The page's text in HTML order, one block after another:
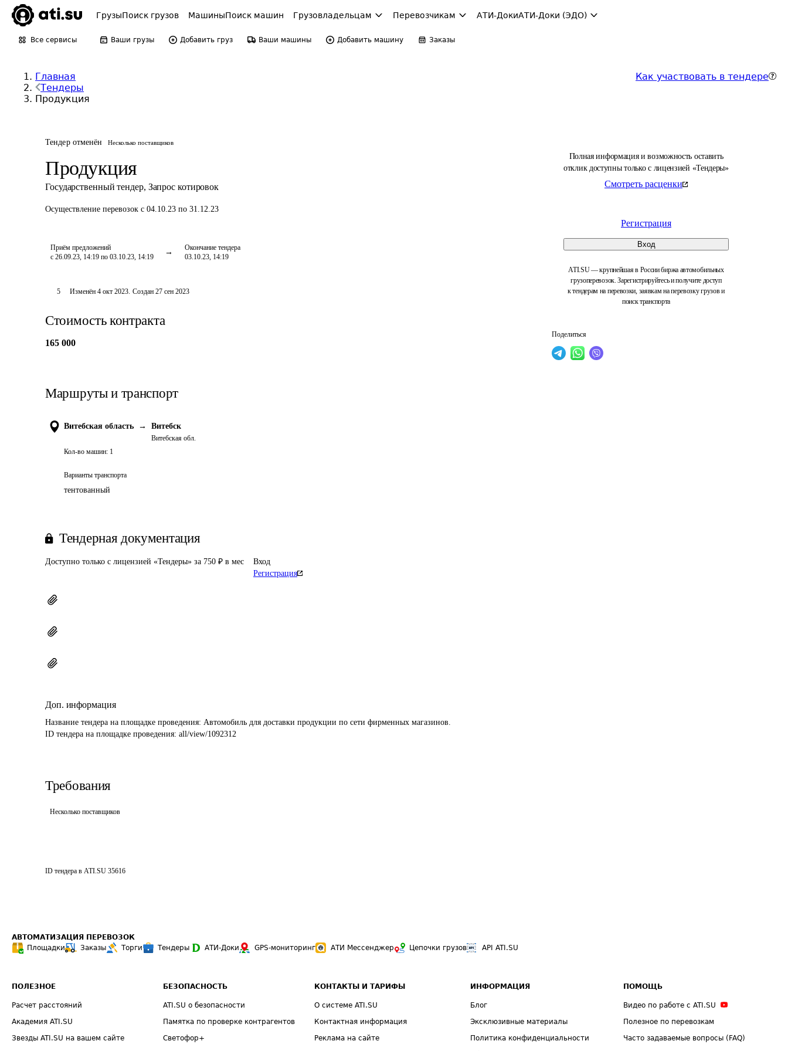
ГрузыПоиск грузов МашиныПоиск машин Грузовладельцам Перевозчикам АТИ-ДокиАТИ-Доки (ЭДО)
Все сервисы Ваши грузы Добавить груз Ваши машины Добавить машину Заказы
Главная
Тендеры
Продукция
Как участвовать в тендере
Тендер отменён Несколько поставщиков
Продукция
Государственный тендер, Запрос котировок
Осуществление перевозок с 04.10.23 по 31.12.23
Приём предложений
с 26.09.23, 14:19 по 03.10.23, 14:19
Окончание тендера
03.10.23, 14:19
Полная информация и возможность оставить
отклик доступны только с лицензией «Тендеры»
Смотреть расценки
Регистрация
Вход
ATI.SU — крупнейшая в России биржа автомобильных
грузоперевозок. Зарегистрируйтесь и получите доступ
к тендерам на перевозки, заявкам на перевозку грузов и
поиск транспорта
Поделиться
5 Изменён 4 окт 2023. Создан 27 сен 2023
Стоимость контракта
165 000
Маршруты и транспорт
Витебская область → Витебск
Витебская обл.
Кол-во машин: 1
Варианты транспорта
тентованный
Тендерная документация
Доступно только с лицензией «Тендеры» за 750 ₽ в мес
Вход
Регистрация
Доп. информация
Название тендера на площадке проведения: Автомобиль для доставки продукции по сети фирменных магазинов.
ID тендера на площадке проведения: all/view/1092312
Требования
Несколько поставщиков
ID тендера в ATI.SU 35616
АВТОМАТИЗАЦИЯ ПЕРЕВОЗОК
Площадки
Заказы Торги Тендеры АТИ-Доки GPS-мониторинг АТИ Мессенджер Цепочки грузов API ATI.SU
ПОЛЕЗНОЕ
Расчет расстояний
Академия ATI.SU
Звезды ATI.SU на вашем сайте
БЕЗОПАСНОСТЬ
ATI.SU о безопасности
Памятка по проверке контрагентов
Светофор+
КОНТАКТЫ И ТАРИФЫ
О системе ATI.SU
Контактная информация
Реклама на сайте
ИНФОРМАЦИЯ
Блог
Эксклюзивные материалы
Политика конфиденциальности
ПОМОЩЬ
Видео по работе с ATI.SU
Полезное по перевозкам
Часто задаваемые вопросы (FAQ)